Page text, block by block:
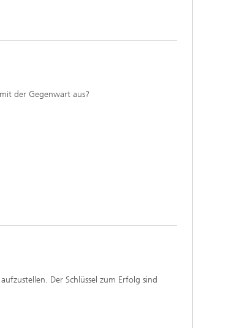
der Gegenwart aus?
Der Schlüssel zum Erfolg sind